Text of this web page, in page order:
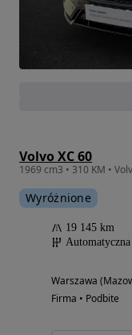
Volvo XC 60
Wyróżnione
19 145 km
Automatyczna
Warszawa
Firma • Podbite